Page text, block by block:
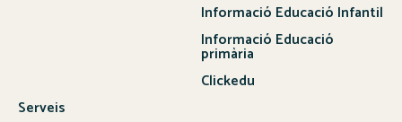
Informació Educació Infantil
Informació Educació
primària
Clickedu
Serveis